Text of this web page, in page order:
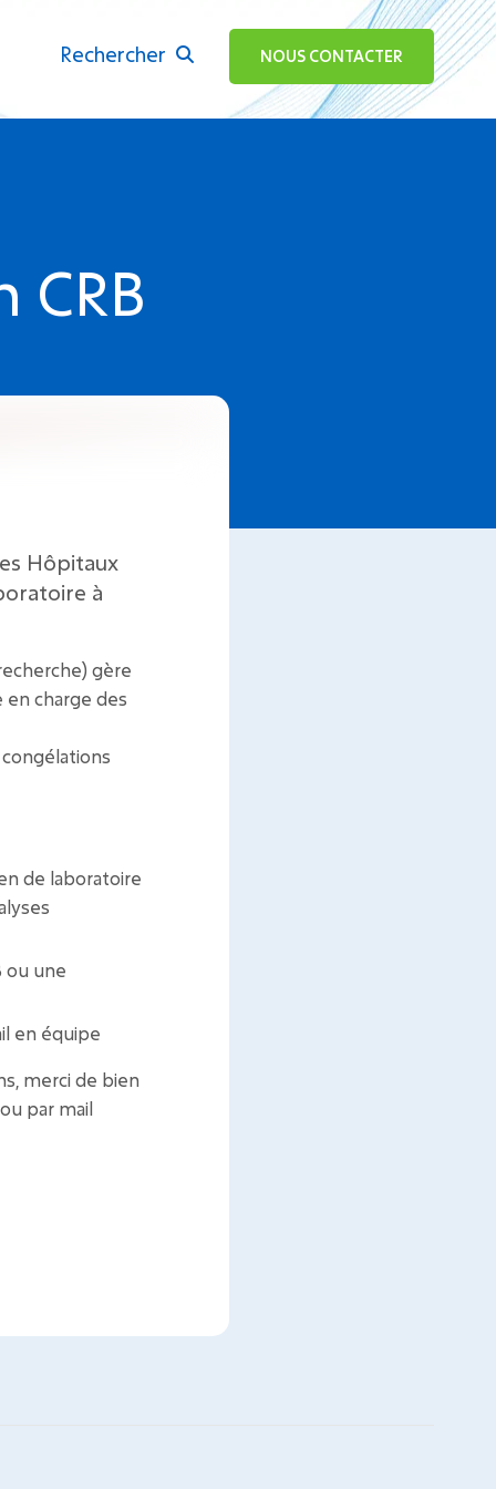
Rechercher
ok NOUS CONTACTER
Hôpitaux
à
gère
charge des
de laboratoire
ou une
en équipe
merci de bien
par mail